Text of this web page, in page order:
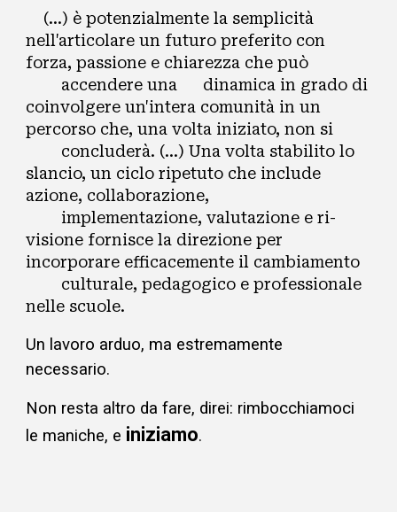
(...) è potenzialmente la semplicità
nell'articolare un futuro preferito con
forza, passione e chiarezza che può
accendere una
dinamica in grado di
coinvolgere un'intera comunità in un
percorso che, una volta iniziato, non si
concluderà. (...) Una volta stabilito lo
slancio, un ciclo ripetuto che include
azione, collaborazione,
implementazione, valutazione e ri-
visione fornisce la direzione per
incorporare efficacemente il cambiamento
culturale, pedagogico e professionale
nelle scuole.
Un lavoro arduo, ma estremamente
necessario.
Non resta altro da fare, direi: rimbocchiamoci
le maniche, e iniziamo.